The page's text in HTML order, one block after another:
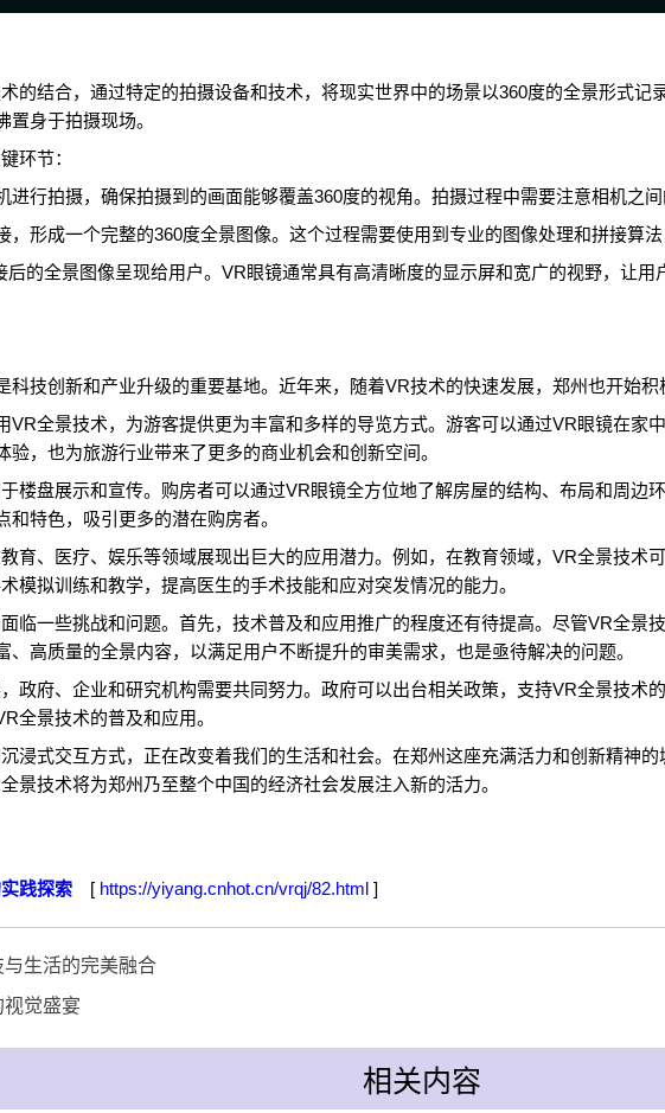
的结合，通过特定的拍摄设备和技术，将现实世界中的场景以360度的全景形式
身于拍摄现场。
环节：
行拍摄，确保拍摄到的画面能够覆盖360度的视角。拍摄过程中需要注意相机之
形成一个完整的360度全景图像。这个过程需要使用到专业的图像处理和拼接算
的全景图像呈现给用户。VR眼镜通常具有高清晰度的显示屏和宽广的视野，让用
技创新和产业升级的重要基地。近年来，随着VR技术的快速发展，郑州也开始积
VR全景技术，为游客提供更为丰富和多样的导览方式。游客可以通过VR眼镜在家
，也为旅游行业带来了更多的商业机会和创新空间。
楼盘展示和宣传。购房者可以通过VR眼镜全方位地了解房屋的结构、布局和周边
特色，吸引更多的潜在购房者。
育、医疗、娱乐等领域展现出巨大的应用潜力。例如，在教育领域，VR全景技术
模拟训练和教学，提高医生的手术技能和应对突发情况的能力。
临一些挑战和问题。首先，技术普及和应用推广的程度还有待提高。尽管VR全景
高质量的全景内容，以满足用户不断提升的审美需求，也是亟待解决的问题。
政府、企业和研究机构需要共同努力。政府可以出台相关政策，支持VR全景技术
全景技术的普及和应用。
浸式交互方式，正在改变着我们的生活和社会。在郑州这座充满活力和创新精神
景技术将为郑州乃至整个中国的经济社会发展注入新的活力。
践探索 [ https://yiyang.cnhot.cn/vrqj/82.html ]
生活的完美融合
觉盛宴
相关内容